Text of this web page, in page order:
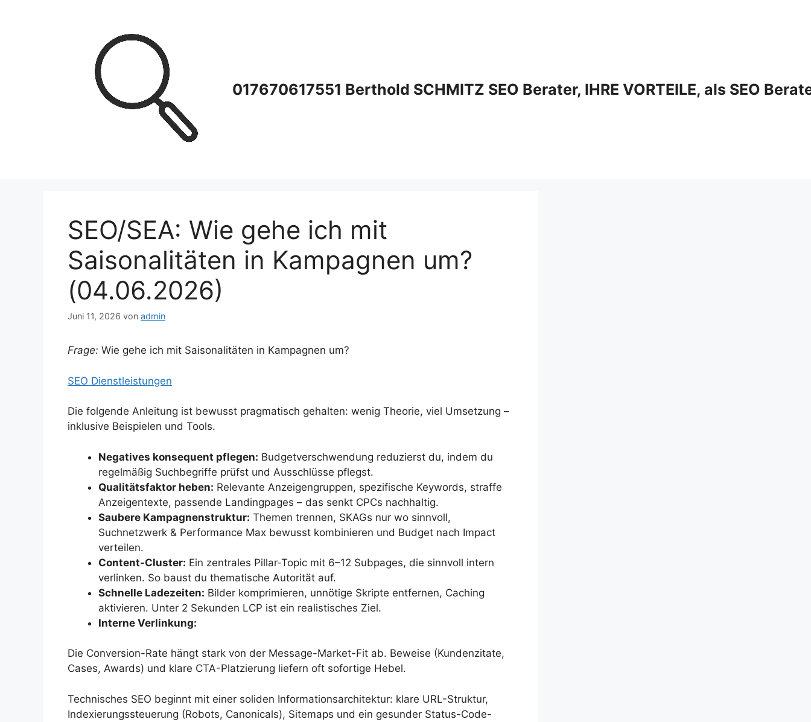
017670617551 Berthold SCHMITZ SEO Berater, IHRE VORTEILE, als SEO
SEO/SEA: Wie gehe ich mit
Saisonalitäten in Kampagnen um?
(04.06.2026)
Juni 11, 2026 von admin
Frage: Wie gehe ich mit Saisonalitäten in Kampagnen um?
SEO Dienstleistungen
Die folgende Anleitung ist bewusst pragmatisch gehalten: wenig Theorie, viel Umsetzung –
inklusive Beispielen und Tools.
Negatives konsequent pflegen: Budgetverschwendung reduzierst du, indem du
regelmäßig Suchbegriffe prüfst und Ausschlüsse pflegst.
Qualitätsfaktor heben: Relevante Anzeigengruppen, spezifische Keywords, straffe
Anzeigentexte, passende Landingpages – das senkt CPCs nachhaltig.
Saubere Kampagnenstruktur: Themen trennen, SKAGs nur wo sinnvoll,
Suchnetzwerk & Performance Max bewusst kombinieren und Budget nach Impact
verteilen.
Content-Cluster: Ein zentrales Pillar-Topic mit 6–12 Subpages, die sinnvoll intern
verlinken. So baust du thematische Autorität auf.
Schnelle Ladezeiten: Bilder komprimieren, unnötige Skripte entfernen, Caching
aktivieren. Unter 2 Sekunden LCP ist ein realistisches Ziel.
Interne Verlinkung:
Die Conversion-Rate hängt stark von der Message-Market-Fit ab. Beweise (Kundenzitate,
Cases, Awards) und klare CTA-Platzierung liefern oft sofortige Hebel.
Technisches SEO beginnt mit einer soliden Informationsarchitektur: klare URL-Struktur,
Indexierungssteuerung (Robots, Canonicals), Sitemaps und ein gesunder Status-Code-